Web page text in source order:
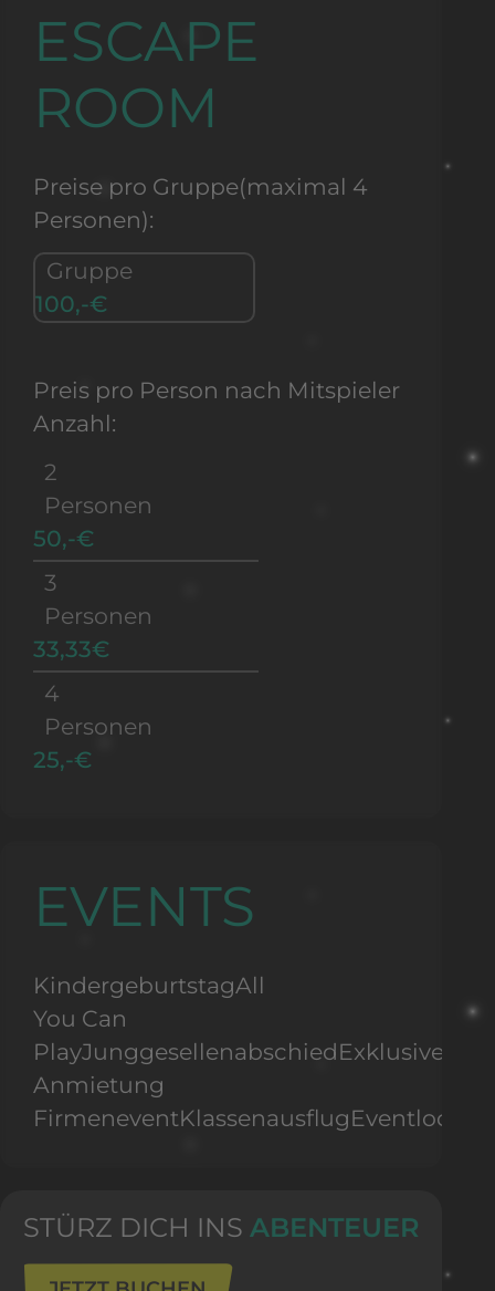
ESCAPE
ROOM
Preise pro Gruppe(maximal 4
Personen):
Gruppe
100,-€
Preis pro Person nach Mitspieler
Anzahl:
2
Personen
50,-€
3
Personen
33,33€
4
Personen
25,-€
EVENTS
KindergeburtstagAll
You Can
PlayJunggesellenabschiedExklusive
Anmietung
FirmeneventKlassenausflug
STÜRZ DICH INS ABENTEUER